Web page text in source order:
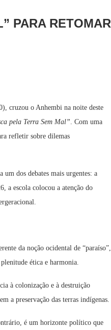
PARA RETOMAR
cruzou o Anhembi na noite deste
pela Terra Sem Mal” . Com uma
refletir sobre dilemas
dos debates mais urgentes: a
a escola colocou a atenção do
da noção ocidental de “paraíso”,
plenitude ética e harmonia.
à colonização e à destruição
a preservação das terras indígenas.
é um horizonte político que